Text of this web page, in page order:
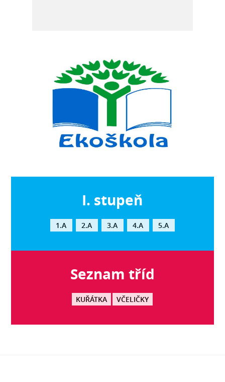
I. stupeň
1.A 2.A 3.A 4.A 5.A
Seznam tříd
KUŘÁTKA VČELIČKY